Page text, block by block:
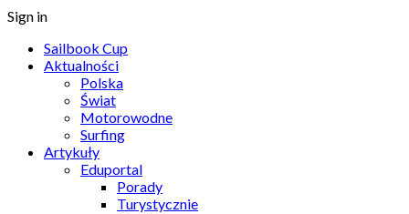
Sign in
Sailbook Cup
Aktualności
Polska
Świat
Motorowodne
Surfing
Artykuły
Eduportal
Porady
Turystycznie